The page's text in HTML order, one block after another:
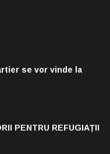
se vor vinde la
PENTRU REFUGIAȚII